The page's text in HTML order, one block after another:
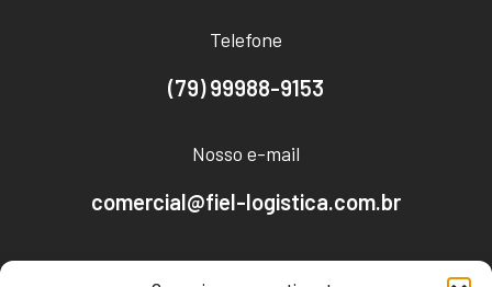
Telefone
(79) 99988-9153
Nosso e-mail
comercial@fiel-logistica.com.br
Nosso endereço